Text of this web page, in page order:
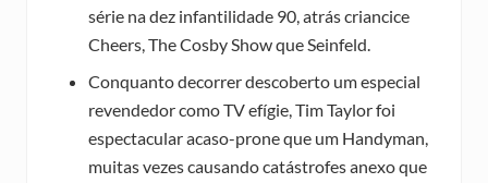
série na dez infantilidade 90, atrás criancice
Cheers, The Cosby Show que Seinfeld.
Conquanto decorrer descoberto um especial
revendedor como TV efígie, Tim Taylor foi
espectacular acaso-prone que um Handyman,
muitas vezes causando catástrofes anexo que